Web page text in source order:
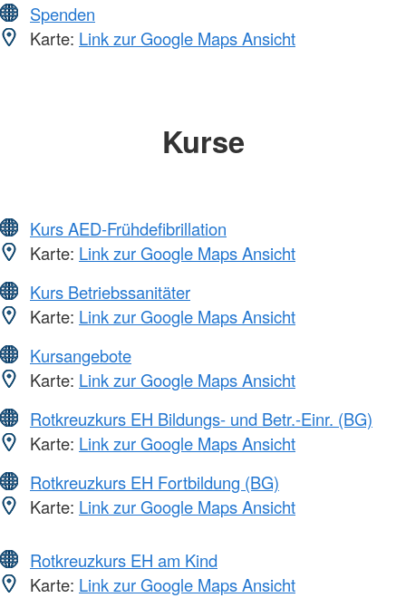
Spenden
Karte: Link zur Google Maps Ansicht
Kurse
Kurs AED-Frühdefibrillation
Karte: Link zur Google Maps Ansicht
Kurs Betriebssanitäter
Karte: Link zur Google Maps Ansicht
Kursangebote
Karte: Link zur Google Maps Ansicht
Rotkreuzkurs EH Bildungs- und Betr.-Einr. (BG)
Karte: Link zur Google Maps Ansicht
Rotkreuzkurs EH Fortbildung (BG)
Karte: Link zur Google Maps Ansicht
Rotkreuzkurs EH am Kind
Karte: Link zur Google Maps Ansicht